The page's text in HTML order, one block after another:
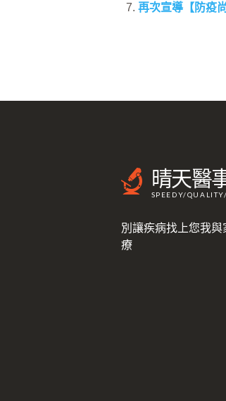
再次宣導【防疫
晴天醫
SPEEDY/
別讓疾病找上您我
療